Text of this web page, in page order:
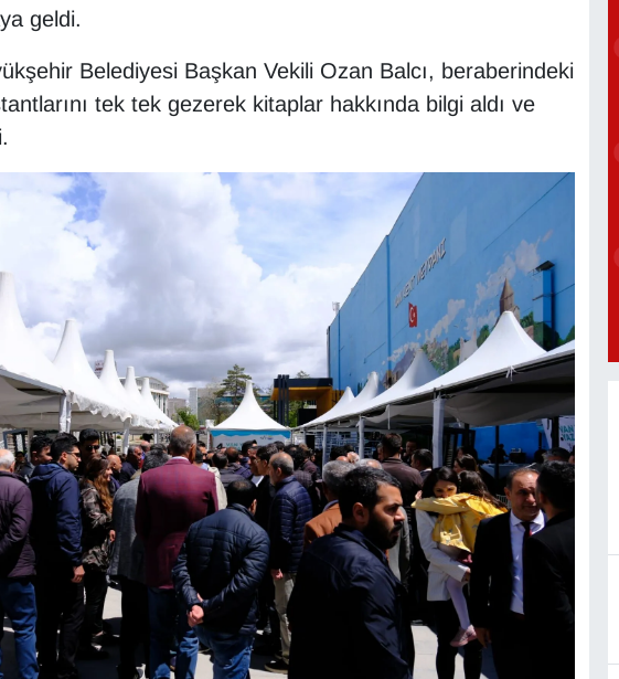
geldi.
Belediyesi Başkan Vekili Ozan Balcı, beraberindeki
tek tek gezerek kitaplar hakkında bilgi aldı ve